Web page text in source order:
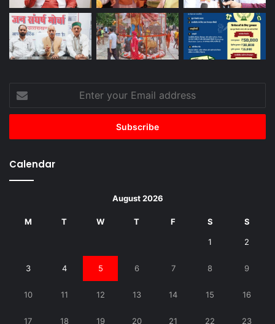
your
Email
Calendar
August 2026
M T W T F S S
1 2
3 4 5 6 7 8 9
10 11 12 13 14 15 16
17 18 19 20 21 22 23